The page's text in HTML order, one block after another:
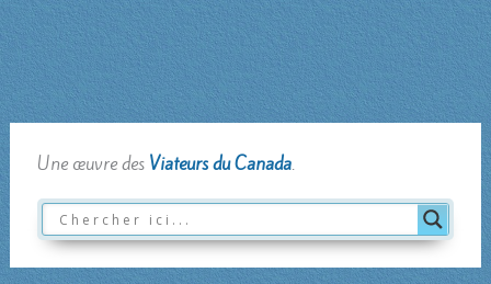
manque
au
rendez-
vous…
Une œuvre des Viateurs du Canada.